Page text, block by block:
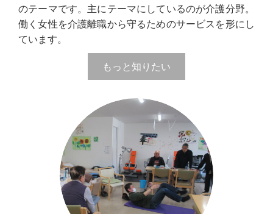
のテーマです。主にテーマにしているのが介護分野。
働く女性を介護離職から守るためのサービスを形にし
ています。
もっと知りたい